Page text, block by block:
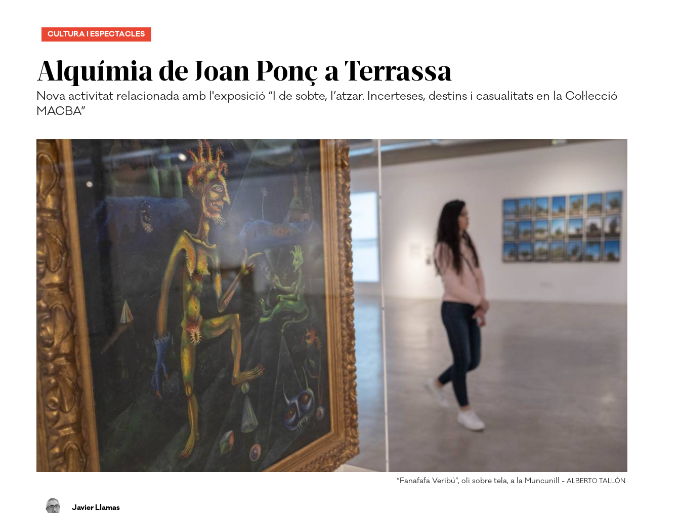
Alquímia de Joan Ponç a Terrassa
CULTURA I ESPECTACLES
Nova activitat relacionada amb l'exposició “I de sobte, l’atzar. Incerteses, destins i casualitats en la Col·lecció
MACBA”
“Fanafafa Veribú”, oli sobre tela, a la Muncunill - ALBERTO TALLÓN
Javier Llamas